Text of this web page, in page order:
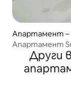
Апартамент –
Апартамент
Други